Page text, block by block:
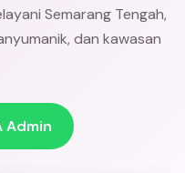
Semarang Tengah,
dan kawasan
Admin